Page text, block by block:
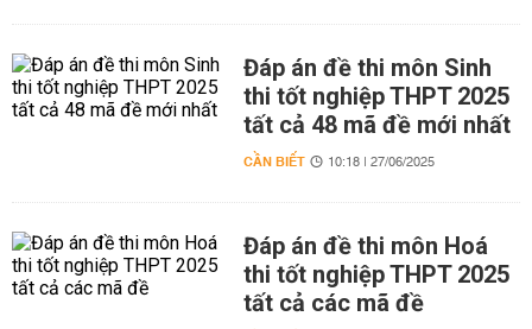
Đáp án đề thi môn Sinh
thi tốt nghiệp THPT 2025
tất cả 48 mã đề mới nhất
CẦN BIẾT 10:18 | 27/06/2025
Đáp án đề thi môn Hoá
thi tốt nghiệp THPT 2025
tất cả các mã đề